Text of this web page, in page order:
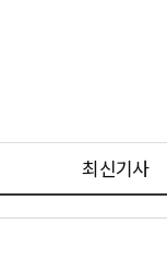
최신기사